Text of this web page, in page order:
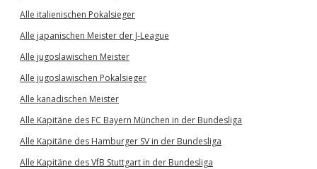
Alle italienischen Pokalsieger
Alle japanischen Meister der J-League
Alle jugoslawischen Meister
Alle jugoslawischen Pokalsieger
Alle kanadischen Meister
Alle Kapitäne des FC Bayern München in der Bundesliga
Alle Kapitäne des Hamburger SV in der Bundesliga
Alle Kapitäne des VfB Stuttgart in der Bundesliga